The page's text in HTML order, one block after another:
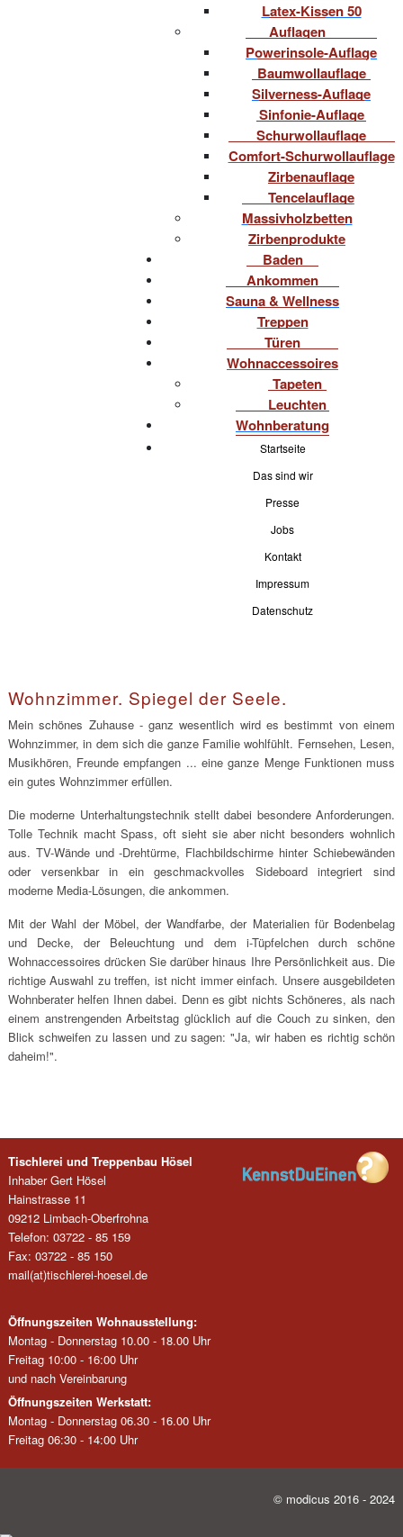
Latex-Kissen 50
Auflagen
Powerinsole-Auflage
Baumwollauflage
Silverness-Auflage
Sinfonie-Auflage
Schurwollauflage
Comfort-Schurwollauflage
Zirbenauflage
Tencelauflage
Massivholzbetten
Zirbenprodukte
Baden
Ankommen
Sauna & Wellness
Treppen
Türen
Wohnaccessoires
Tapeten
Leuchten
Wohnberatung
Startseite
Das sind wir
Presse
Jobs
Kontakt
Impressum
Datenschutz
Wohnzimmer. Spiegel der Seele.
Mein schönes Zuhause - ganz wesentlich wird es bestimmt von einem
Wohnzimmer, in dem sich die ganze Familie wohlfühlt. Fernsehen, Lesen,
Musikhören, Freunde empfangen ... eine ganze Menge Funktionen muss
ein gutes Wohnzimmer erfüllen.
Die moderne Unterhaltungstechnik stellt dabei besondere Anforderungen.
Tolle Technik macht Spass, oft sieht sie aber nicht besonders wohnlich
aus. TV-Wände und -Drehtürme, Flachbildschirme hinter Schiebewänden
oder versenkbar in ein geschmackvolles Sideboard integriert sind
moderne Media-Lösungen, die ankommen.
Mit der Wahl der Möbel, der Wandfarbe, der Materialien für Bodenbelag
und Decke, der Beleuchtung und dem i-Tüpfelchen durch schöne
Wohnaccessoires drücken Sie darüber hinaus Ihre Persönlichkeit aus. Die
richtige Auswahl zu treffen, ist nicht immer einfach. Unsere ausgebildeten
Wohnberater helfen Ihnen dabei. Denn es gibt nichts Schöneres, als nach
einem anstrengenden Arbeitstag glücklich auf die Couch zu sinken, den
Blick schweifen zu lassen und zu sagen: "Ja, wir haben es richtig schön
daheim!".
Tischlerei und Treppenbau Hösel
Inhaber Gert Hösel
Hainstrasse 11
09212 Limbach-Oberfrohna
Telefon: 03722 - 85 159
Fax: 03722 - 85 150
mail(at)tischlerei-hoesel.de
Öffnungszeiten Wohnausstellung:
Montag - Donnerstag 10.00 - 18.00 Uhr
Freitag 10:00 - 16:00 Uhr
und nach Vereinbarung
Öffnungszeiten Werkstatt:
Montag - Donnerstag 06.30 - 16.00 Uhr
Freitag 06:30 - 14:00 Uhr
© modicus 2016 - 2024